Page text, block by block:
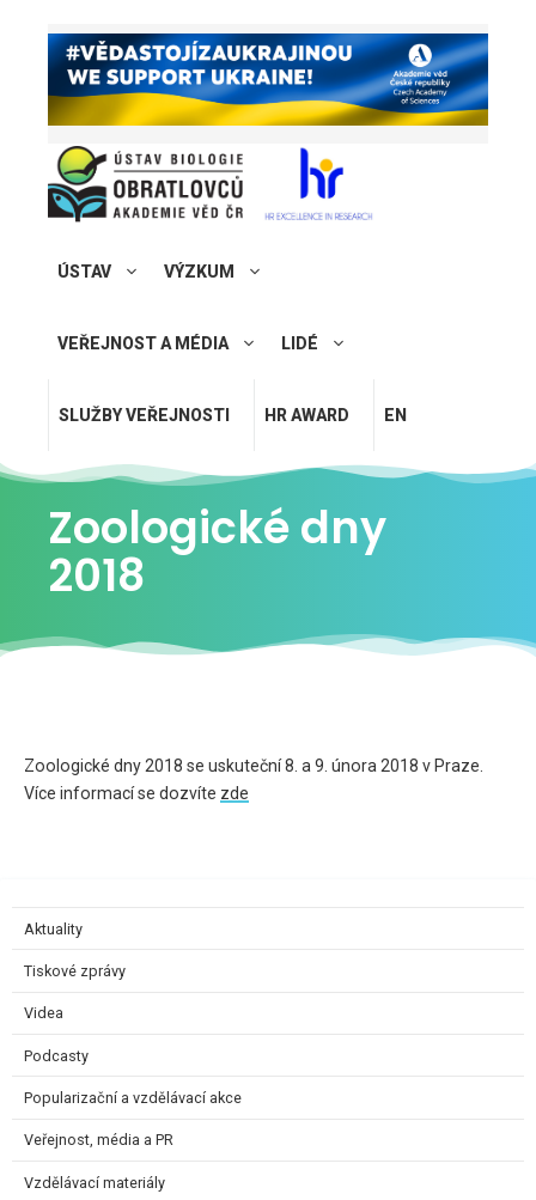
ÚSTAV VÝZKUM
VEŘEJNOST A MÉDIA LIDÉ
SLUŽBY VEŘEJNOSTI HR AWARD EN
Zoologické dny
2018
Zoologické dny 2018 se uskuteční 8. a 9. února 2018 v Praze.
Více informací se dozvíte zde
Aktuality
Tiskové zprávy
Videa
Podcasty
Popularizační a vzdělávací akce
Veřejnost, média a PR
Vzdělávací materiály